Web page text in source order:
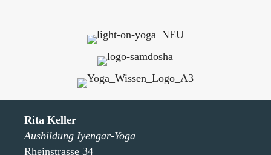
Rita Keller
Ausbildung Iyengar-Yoga
Rheinstrasse 34